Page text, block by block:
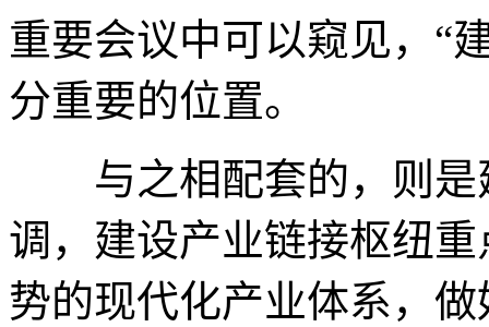
重要会议中可以窥见，“
分重要的位置。
与之相配套的，则是
调，建设产业链接枢纽
势的现代化产业体系，做